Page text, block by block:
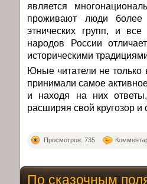
является
проживают люди более
этнических групп, и
народов России
историческими
Юные читатели не только
принимали самое
и находя на них
расширяя свой кругозор
Просмотров: 735
По сказочным